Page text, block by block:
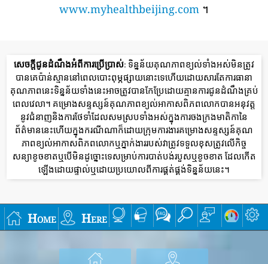
www.myhealthbeijing.com ។
សេចក្តីជូនដំណឹងអំពីការប្រើប្រាស់: ទិន្នន័យគុណភាពខ្យល់ទាំងអស់មិនត្រូវ
បានគេប៉ាន់ស្មាននៅពេលបោះពុម្ភផ្សាយនោះទេហើយដោយសារតែការធានា
គុណភាពនេះទិន្នន័យទាំងនេះអាចត្រូវបានកែប្រែដោយគ្មានការជូនដំណឹងគ្រប់
ពេលវេលា។ គម្រោងសន្ទស្សន៍គុណភាពខ្យល់អាកាសពិភពលោកបានអនុវត្ត
នូវជំនាញនិងការថែទាំដែលសមស្របទាំងអស់ក្នុងការចងក្រងមាតិកានៃ
ព័ត៌មាននេះហើយក្នុងករណីណាក៏ដោយក្រុមការងារគម្រោងសន្ទស្សន៍គុណ
ភាពខ្យល់អាកាសពិភពលោកឬភ្នាក់ងាររបស់វាត្រូវទទួលខុសត្រូវលើកិច្ច
សន្យាខូចខាតឬបើមិនដូច្នោះទេសម្រាប់ការបាត់បង់របួសឬខូចខាត ដែលកើត
ឡើងដោយផ្ទាល់ឬដោយប្រយោលពីការផ្គត់ផ្គង់ទិន្នន័យនេះ។
Home Here